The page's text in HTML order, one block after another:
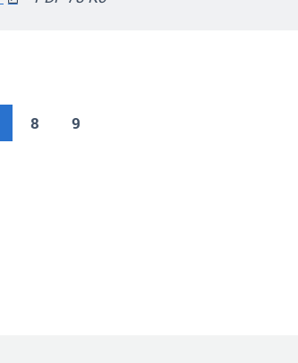
Page courante
8
9